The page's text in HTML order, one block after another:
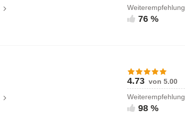
Weiterempfehlung
76 %
4.73 von 5.00
Weiterempfehlung
98 %